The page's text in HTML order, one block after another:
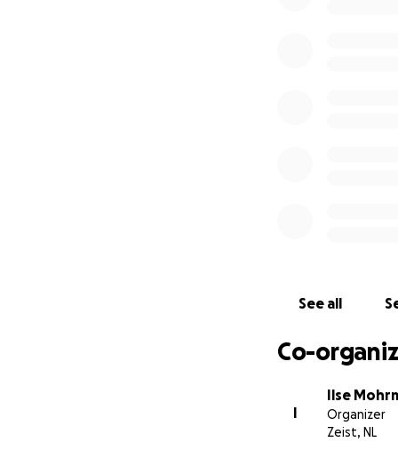
Ken je
Uiteraard zijn
één van ons,
rekening kunnen
See all
Co-
I
Ilse
Organizer
Zeist, NL